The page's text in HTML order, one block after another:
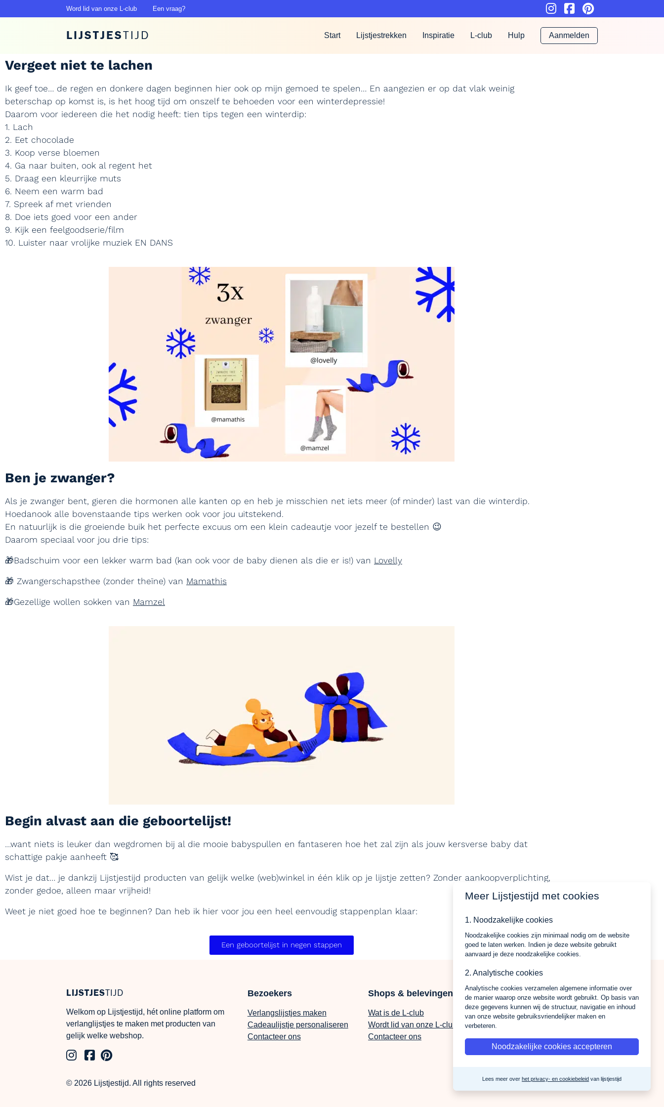
Word lid van onze L-club Een vraag?
LIJSTJESTIJD Start Lijstjestrekken Inspiratie L-club Hulp Aanmelden
Vergeet niet te lachen
Ik geef toe… de regen en donkere dagen beginnen hier ook op mijn gemoed te spelen… En aangezien er op dat vlak weinig
beterschap op komst is, is het hoog tijd om onszelf te behoeden voor een winterdepressie!
Daarom voor iedereen die het nodig heeft: tien tips tegen een winterdip:
1. Lach
2. Eet chocolade
3. Koop verse bloemen
4. Ga naar buiten, ook al regent het
5. Draag een kleurrijke muts
6. Neem een warm bad
7. Spreek af met vrienden
8. Doe iets goed voor een ander
9. Kijk een feelgoodserie/film
10. Luister naar vrolijke muziek EN DANS
Ben je zwanger?
Als je zwanger bent, gieren die hormonen alle kanten op en heb je misschien net iets meer (of minder) last van die winterdip.
Hoedanook alle bovenstaande tips werken ook voor jou uitstekend.
En natuurlijk is die groeiende buik het perfecte excuus om een klein cadeautje voor jezelf te bestellen 😉
Daarom speciaal voor jou drie tips:
🎁Badschuim voor een lekker warm bad (kan ook voor de baby dienen als die er is!) van Lovelly
🎁 Zwangerschapsthee (zonder theïne) van Mamathis
🎁Gezellige wollen sokken van Mamzel
Begin alvast aan die geboortelijst!
…want niets is leuker dan wegdromen bij al die mooie babyspullen en fantaseren hoe het zal zijn als jouw kersverse baby dat
schattige pakje aanheeft 🥰
Wist je dat… je dankzij Lijstjestijd producten van gelijk welke (web)winkel in één klik op je lijstje zetten? Zonder aankoopverplichting,
zonder gedoe, alleen maar vrijheid!
Weet je niet goed hoe te beginnen? Dan heb ik hier voor jou een heel eenvoudig stappenplan klaar:
Een geboortelijst in negen stappen
LIJSTJESTIJD
Welkom op Lijstjestijd, hét online platform om
verlanglijstjes te maken met producten van
gelijk welke webshop.
Bezoekers
Verlangslijstjes maken
Cadeaulijstje personaliseren
Contacteer ons
Shops & belevingen
Wat is de L-club
Wordt lid van onze L-club
Contacteer ons
Over ons
Privacy Policy
Algemene-voorwaarden
© 2026 Lijstjestijd. All rights reserved
Meer Lijstjestijd met cookies
1. Noodzakelijke cookies
Noodzakelijke cookies zijn minimaal nodig om de website
goed te laten werken. Indien je deze website gebruikt
aanvaard je deze noodzakelijke cookies.
2. Analytische cookies
Analytische cookies verzamelen algemene informatie over
de manier waarop onze website wordt gebruikt. Op basis van
deze gegevens kunnen wij de structuur, navigatie en inhoud
van onze website gebruiksvriendelijker maken en
verbeteren.
Noodzakelijke cookies accepteren
Lees meer overhet privacy- en cookiebeleid van lijstjestijd